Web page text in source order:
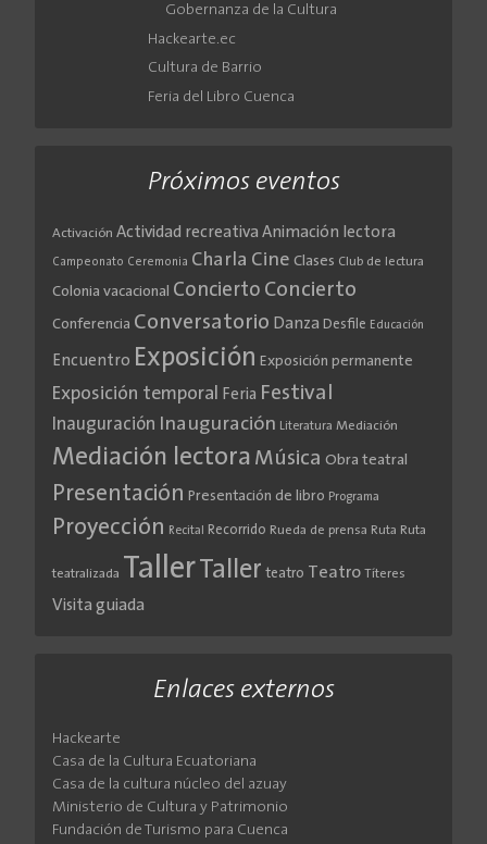
Gobernanza de la Cultura
Hackearte.ec
Cultura de Barrio
Feria del Libro Cuenca
Próximos eventos
Activación Actividad recreativa Animación lectora
Campeonato Ceremonia Charla Cine Clases Club de lectura
Colonia vacacional Concierto Concierto
Conferencia Conversatorio Danza Desfile Educación
Encuentro Exposición Exposición permanente
Exposición temporal Feria Festival
Inauguración Inauguración Literatura Mediación
Mediación lectora Música Obra teatral
Presentación Presentación de libro Programa
Proyección Recital Recorrido Rueda de prensa Ruta Ruta
teatralizada TallerTaller teatro Teatro Títeres
Visita guiada
Enlaces externos
Hackearte
Casa de la Cultura Ecuatoriana
Casa de la cultura núcleo del azuay
Ministerio de Cultura y Patrimonio
Fundación de Turismo para Cuenca